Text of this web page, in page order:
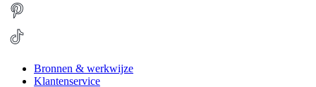
Bronnen & werkwijze
Klantenservice